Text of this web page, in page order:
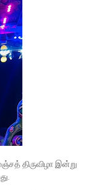
திருவிழா இன்று